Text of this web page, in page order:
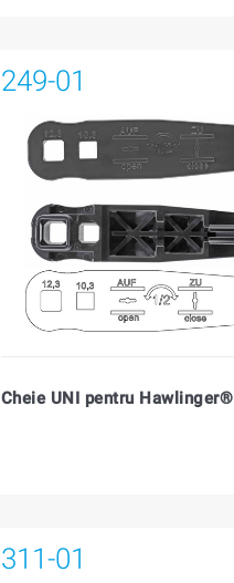
249-01
Cheie UNI pentru Hawlinger®
311-01